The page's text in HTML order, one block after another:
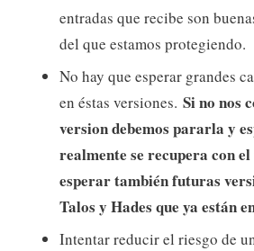
entradas que recibe son
del que estamos protegiendo.
No hay que esperar grandes
en éstas versiones. Si no nos
version debemos pararla y
realmente se recupera con
esperar también futuras
Talos y Hades que ya están
Intentar reducir el riesgo de